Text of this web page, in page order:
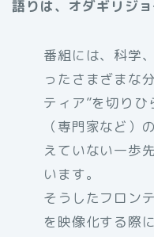
語りは、オダギリジ
番組には、科学
ったさまざまな
ティア”を切り
（専門家など）
えていない一歩
います。
そうしたフロン
を映像化する際